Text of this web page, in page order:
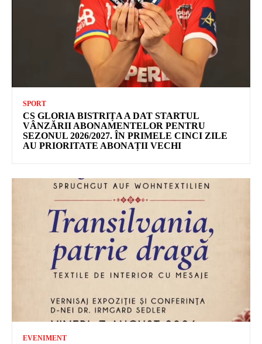
SPORT
CS GLORIA BISTRIȚA A DAT STARTUL
VÂNZĂRII ABONAMENTELOR PENTRU
SEZONUL 2026/2027. ÎN PRIMELE CINCI ZILE
AU PRIORITATE ABONAȚII VECHI
EVENIMENT